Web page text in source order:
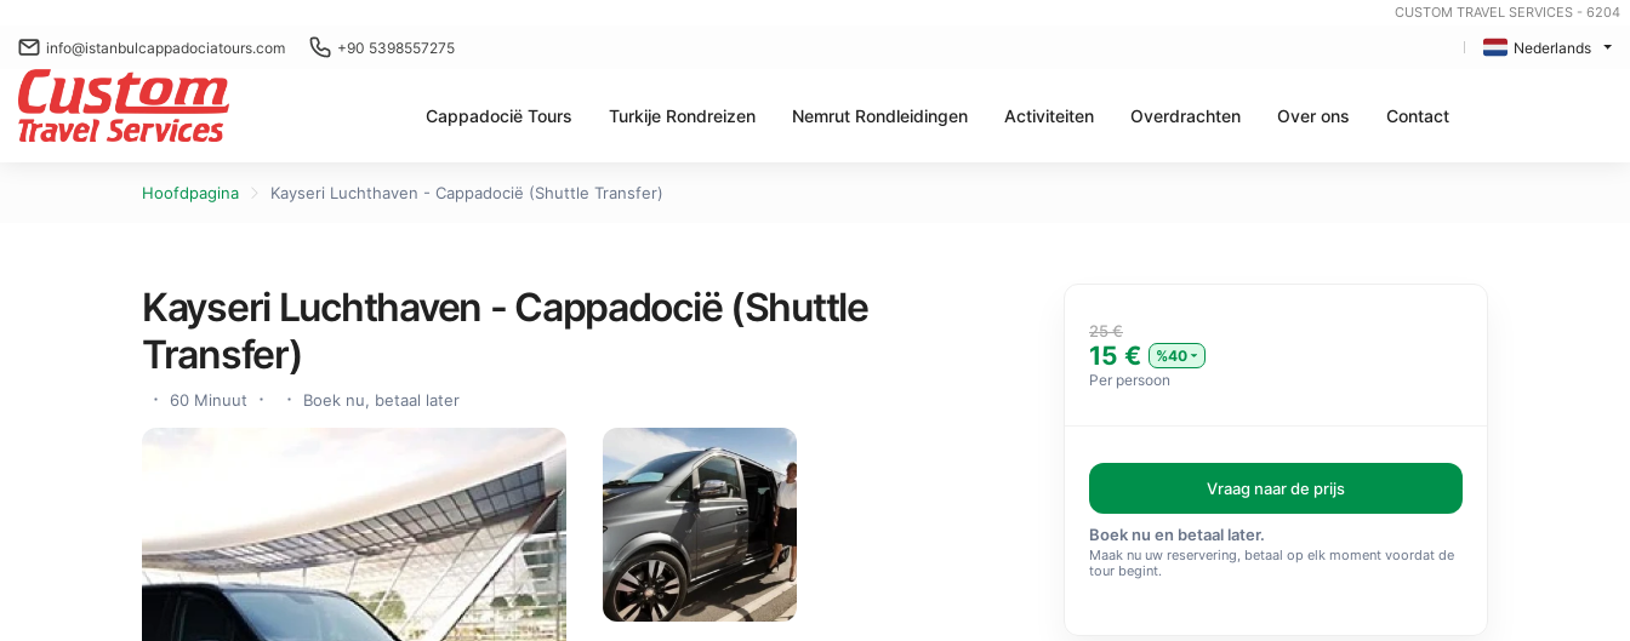
CUSTOM TRAVEL SERVICES - 6204
info@istanbulcappadociatours.com +90 5398557275 Nederlands
Cappadocië Tours Turkije Rondreizen Nemrut Rondleidingen Activiteiten Overdrachten Over ons Contact
Hoofdpagina Kayseri Luchthaven - Cappadocië (Shuttle Transfer)
Kayseri Luchthaven - Cappadocië (Shuttle
Transfer)
60 Minuut Boek nu, betaal later
25 €
15 €
%40
Per persoon
Vraag naar de prijs
Boek nu en betaal later.
Maak nu uw reservering, betaal op elk moment voordat de
tour begint.